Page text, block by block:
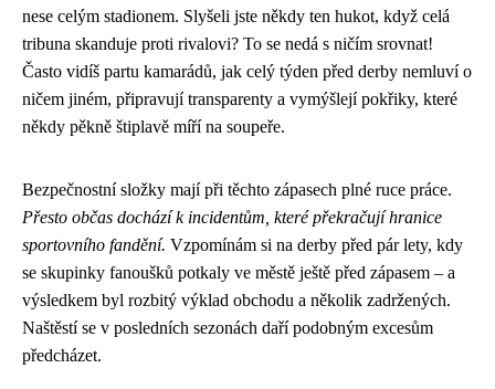
nese celým stadionem. Slyšeli jste někdy ten hukot, když celá
tribuna skanduje proti rivalovi? To se nedá s ničím srovnat!
Často vidíš partu kamarádů, jak celý týden před derby nemluví o
ničem jiném, připravují transparenty a vymýšlejí pokřiky, které
někdy pěkně štiplavě míří na soupeře.
Bezpečnostní složky mají při těchto zápasech plné ruce práce.
Přesto občas dochází k incidentům, které překračují hranice
sportovního fandění. Vzpomínám si na derby před pár lety, kdy
se skupinky fanoušků potkaly ve městě ještě před zápasem – a
výsledkem byl rozbitý výklad obchodu a několik zadržených.
Naštěstí se v posledních sezonách daří podobným excesům
předcházet.